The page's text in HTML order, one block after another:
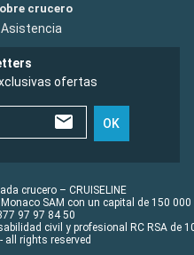
crucero
ofertas
OK
crucero – CRUISELINE
SAM con un capital de 150 000
97 97 84 50
civil y profesional RC RSA de
all rights reserved